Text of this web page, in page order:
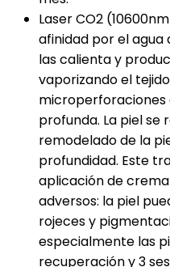
Laser CO2
afinidad por el agua
las calienta y
vaporizando el
microperforaciones
profunda. La piel se
remodelado de la
profundidad. Este
aplicación de
adversos: la piel
rojeces y
especialmente las
recuperación y 3